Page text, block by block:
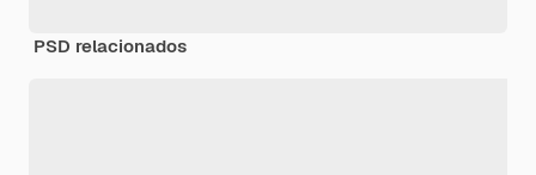
PSD relacionados